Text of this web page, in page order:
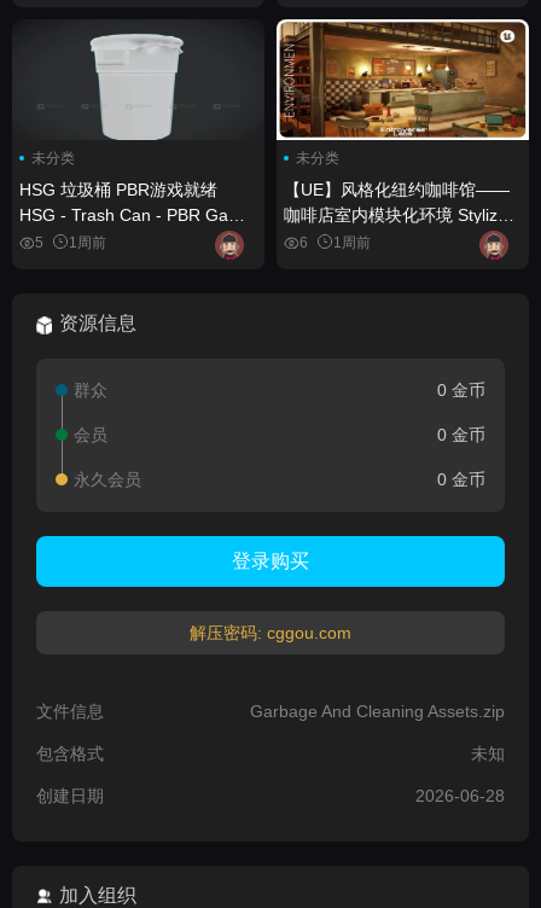
未分类
HSG 垃圾桶 PBR游戏就绪
HSG - Trash Can - PBR Game
Ready
5 1周前
未分类
【UE】风格化纽约咖啡馆——
咖啡店室内模块化环境 Stylized
New York Cafe – Coffee Shop
Interior Modular Environment
6 1周前
资源信息
群众 0 金币
会员 0 金币
永久会员 0 金币
登录购买
解压密码: cggou.com
文件信息 Garbage And Cleaning Assets.zip
包含格式 未知
创建日期 2026-06-28
加入组织